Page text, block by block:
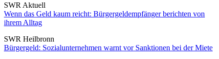
SWR Aktuell
Wenn das Geld kaum reicht: Bürgergeldempfänger berichten von
ihrem Alltag
SWR Heilbronn
Bürgergeld: Sozialunternehmen warnt vor Sanktionen bei der Miete